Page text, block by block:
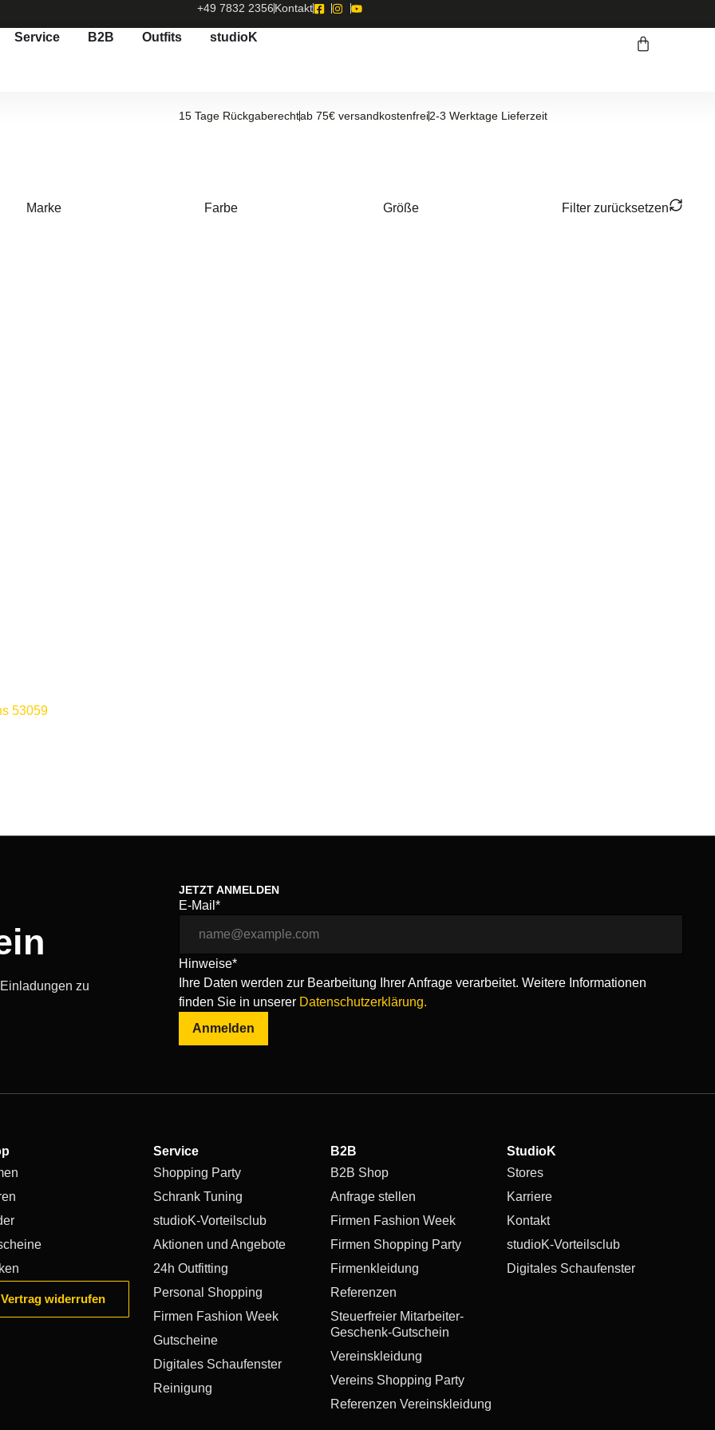
+49 7832 2356Kontakt
Service B2B Outfits studioK
15 Tage Rückgaberechtab 75€ versandkostenfrei2-3 Werktage Lieferzeit
Marke Farbe Größe Filter zurücksetzen
53059
zu
JETZT ANMELDEN
E-Mail*
Hinweise*
Ihre Daten werden zur Bearbeitung Ihrer Anfrage verarbeitet. Weitere Informationen
finden Sie in unserer Datenschutzerklärung.
Anmelden
Vertrag widerrufen
Service
Shopping Party
Schrank Tuning
studioK-Vorteilsclub
Aktionen und Angebote
24h Outfitting
Personal Shopping
Firmen Fashion Week
Gutscheine
Digitales Schaufenster
Reinigung
B2B
B2B Shop
Anfrage stellen
Firmen Fashion Week
Firmen Shopping Party
Firmenkleidung
Referenzen
Steuerfreier Mitarbeiter-
Geschenk-Gutschein
Vereinskleidung
Vereins Shopping Party
Referenzen Vereinskleidung
StudioK
Stores
Karriere
Kontakt
studioK-Vorteilsclub
Digitales Schaufenster